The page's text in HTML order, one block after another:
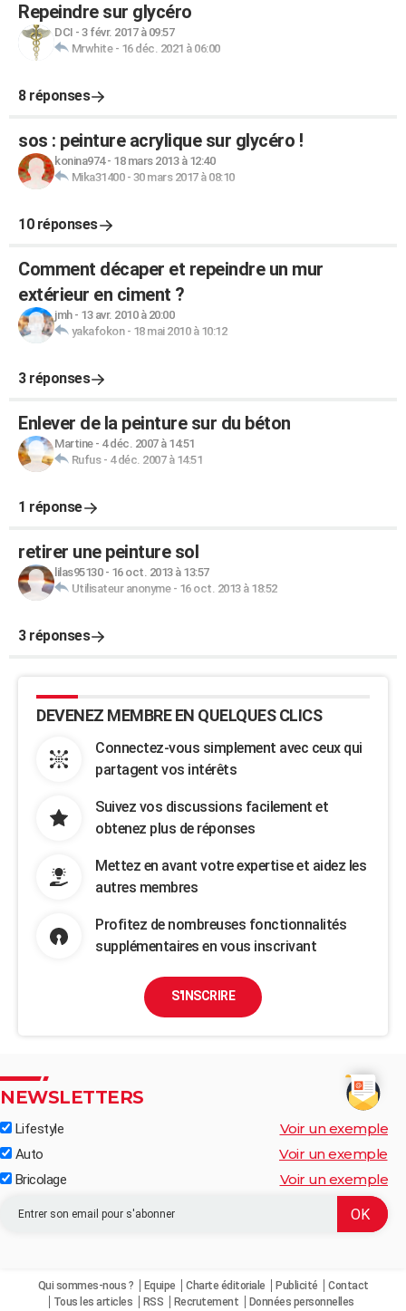
Repeindre sur glycéro
DCI - 3 févr. 2017 à 09:57
Mrwhite- 16 déc. 2021 à 06:00
8 réponses
sos : peinture acrylique sur glycéro !
konina974- 18 mars 2013 à 12:40
Mika31400- 30 mars 2017 à 08:10
10 réponses
Comment décaper et repeindre un mur
extérieur en ciment ?
jmh- 13 avr. 2010 à 20:00
yakafokon- 18 mai 2010 à 10:12
3 réponses
Enlever de la peinture sur du béton
Martine- 4 déc. 2007 à 14:51
Rufus- 4 déc. 2007 à 14:51
1 réponse
retirer une peinture sol
lilas95130- 16 oct. 2013 à 13:57
Utilisateur anonyme- 16 oct. 2013 à 18:52
3 réponses
DEVENEZ MEMBRE EN QUELQUES CLICS
Connectez-vous simplement avec ceux qui
partagent vos intérêts
Suivez vos discussions facilement et
obtenez plus de réponses
Mettez en avant votre expertise et aidez les
autres membres
Profitez de nombreuses fonctionnalités
supplémentaires en vous inscrivant
S'INSCRIRE
NEWSLETTERS
Lifestyle Voir un exemple
Auto Voir un exemple
Bricolage Voir un exemple
Qui sommes-nous ? Equipe Charte éditoriale Publicité
Contact
Tous les articles
RSS Recrutement Données personnelles